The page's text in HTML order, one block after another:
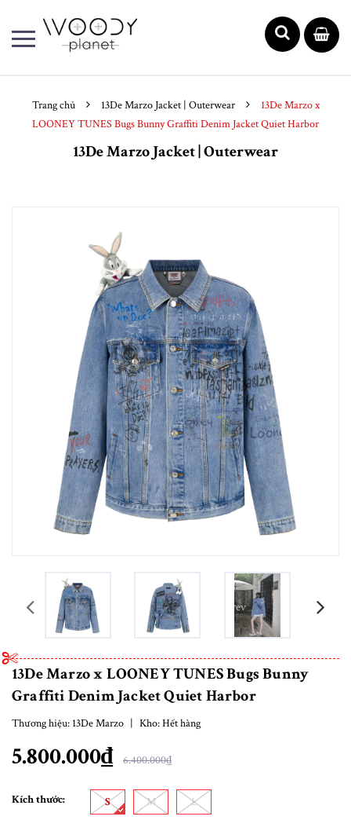
Trang chủ 13De Marzo Jacket | Outerwear
13De Marzo x
LOONEY TUNES Bugs Bunny Graffiti Denim Jacket Quiet Harbor
13De Marzo Jacket | Outerwear
prev
13De Marzo x LOONEY TUNES Bugs Bunny
Graffiti Denim Jacket Quiet Harbor
Thương hiệu: 13De Marzo | Kho:Hết hàng
5.800.000₫ 6.400.000₫
Kích thước: S M L